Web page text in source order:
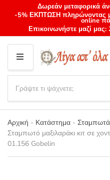
Δωρεάν μεταφορικά
-5% ΕΚΠΤΩΣΗ πληρώνοντας
online
Επικοινωνήστε μαζί μας:
M
E
N
U
Category
name
a
r
c
h
p
r
Αρχική - Κατάστημα - Σταμπωτά
Σταμπωτό μαξιλαράκι κιτ σε
01.156 Gobelin